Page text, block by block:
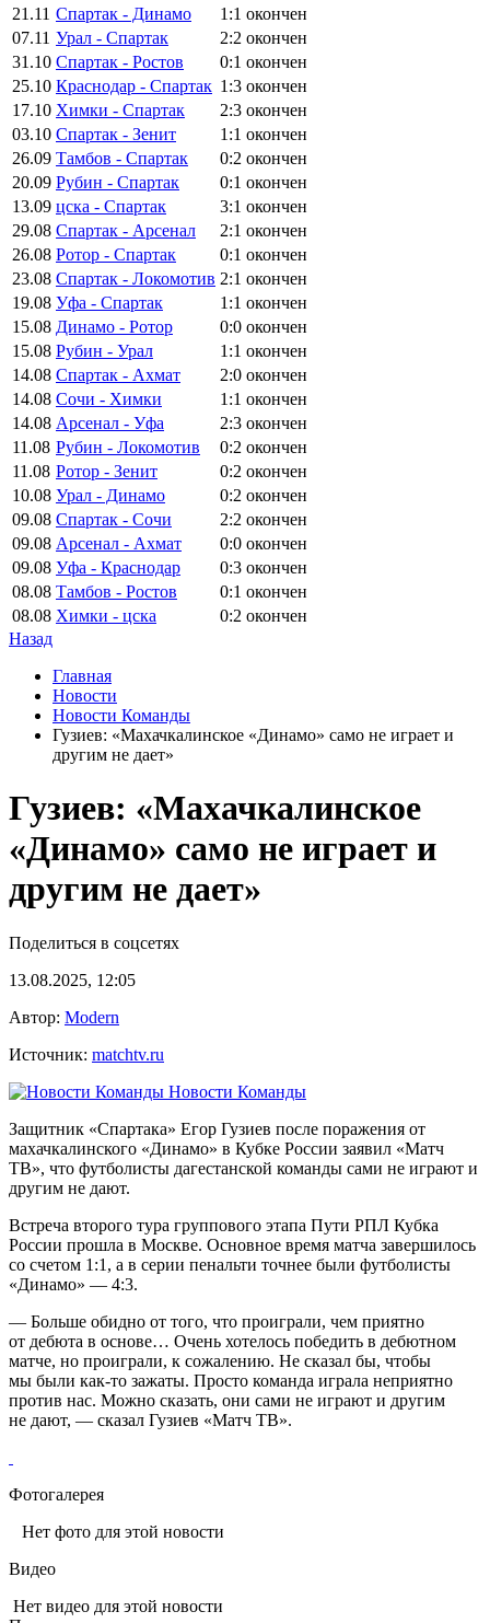
21.11 Спартак - Динамо 1:1 окончен
07.11 Урал - Спартак 2:2 окончен
31.10 Спартак - Ростов 0:1 окончен
25.10 Краснодар - Спартак 1:3 окончен
17.10 Химки - Спартак 2:3 окончен
03.10 Спартак - Зенит 1:1 окончен
26.09 Тамбов - Спартак 0:2 окончен
20.09 Рубин - Спартак 0:1 окончен
13.09 цска - Спартак 3:1 окончен
29.08 Спартак - Арсенал 2:1 окончен
26.08 Ротор - Спартак 0:1 окончен
23.08 Спартак - Локомотив 2:1 окончен
19.08 Уфа - Спартак 1:1 окончен
15.08 Динамо - Ротор 0:0 окончен
15.08 Рубин - Урал 1:1 окончен
14.08 Спартак - Ахмат 2:0 окончен
14.08 Сочи - Химки 1:1 окончен
14.08 Арсенал - Уфа 2:3 окончен
11.08 Рубин - Локомотив 0:2 окончен
11.08 Ротор - Зенит 0:2 окончен
10.08 Урал - Динамо 0:2 окончен
09.08 Спартак - Сочи 2:2 окончен
09.08 Арсенал - Ахмат 0:0 окончен
09.08 Уфа - Краснодар 0:3 окончен
08.08 Тамбов - Ростов 0:1 окончен
08.08 Химки - цска 0:2 окончен
Назад
Главная
Новости
Новости Команды
Гузиев: «Махачкалинское «Динамо» само не играет и
другим не дает»
Гузиев: «Махачкалинское
«Динамо» само не играет и
другим не дает»
Поделиться в соцсетях
13.08.2025, 12:05
Автор: Modern
Источник: matchtv.ru
Новости Команды
Защитник «Спартака» Егор Гузиев после поражения от
махачкалинского «Динамо» в Кубке России заявил «Матч
ТВ», что футболисты дагестанской команды сами не играют и
другим не дают.
Встреча второго тура группового этапа Пути РПЛ Кубка
России прошла в Москве. Основное время матча завершилось
со счетом 1:1, а в серии пенальти точнее были футболисты
«Динамо» — 4:3.
— Больше обидно от того, что проиграли, чем приятно
от дебюта в основе… Очень хотелось победить в дебютном
матче, но проиграли, к сожалению. Не сказал бы, чтобы
мы были как‑то зажаты. Просто команда играла неприятно
против нас. Можно сказать, они сами не играют и другим
не дают, — сказал Гузиев «Матч ТВ».
Фотогалерея
Нет фото для этой новости
Видео
Нет видео для этой новости